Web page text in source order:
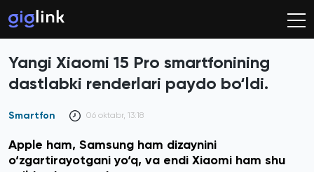
Yangi Xiaomi 15 Pro smartfonining
dastlabki renderlari paydo bo‘ldi.
Smartfon 06 oktabr, 13:18
Apple ham, Samsung ham dizaynini
o‘zgartirayotgani yo‘q, va endi Xiaomi ham shu